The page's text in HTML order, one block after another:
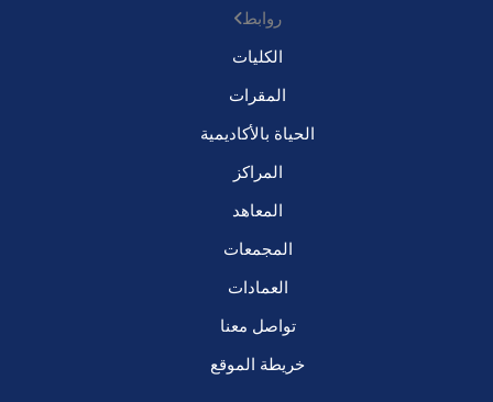
روابط
الكليات
المقرات
الحياة بالأكاديمية
المراكز
المعاهد
المجمعات
العمادات
تواصل معنا
خريطة الموقع